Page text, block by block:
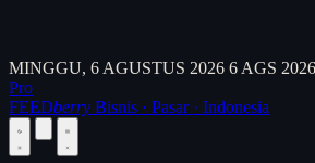
MINGGU, 6 AGUSTUS 2026 6 AGS 2026
Pro
FEEDberry Bisnis · Pasar · Indonesia